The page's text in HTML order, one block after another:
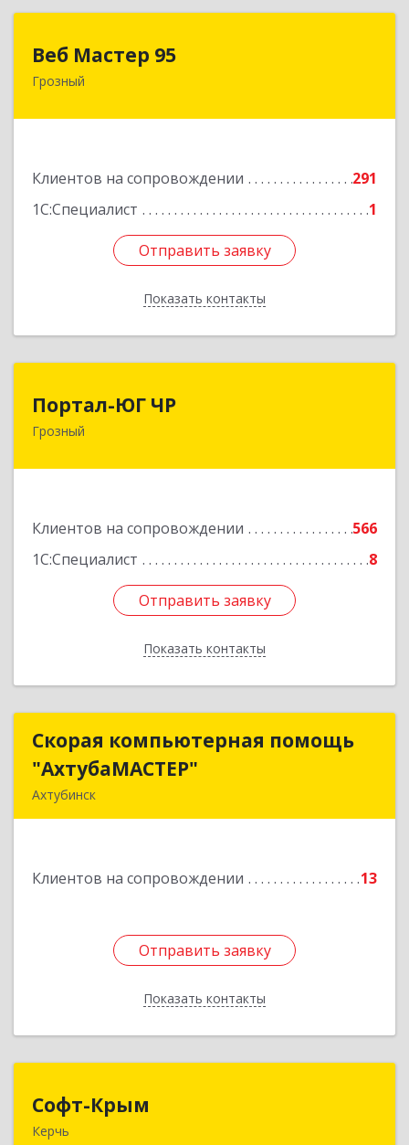
Веб Мастер 95
Грозный
Клиентов на сопровождении
291
1С:Специалист
1
Отправить заявку
Показать контакты
Подробнее
Отправить заявку
Назад
Портал-ЮГ ЧР
Грозный
Клиентов на сопровождении
566
1С:Специалист
8
Отправить заявку
Показать контакты
364906, Чеченская Респ, Грозный г, Путина пр-
Отправить заявку
Назад
Скорая компьютерная помощь
"АхтубаМАСТЕР"
Ахтубинск
Клиентов на сопровождении 13
Отправить заявку
Показать контакты
Скорая компьютерная помощь
Подробнее
Отправить заявку
Назад
Софт-Крым
Керчь
Республика Калмыкия, г. Элиста, ул. Губаревича,